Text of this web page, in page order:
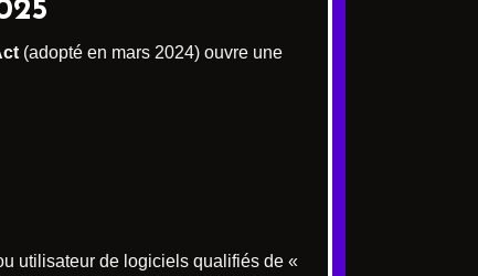
(adopté en mars 2024) ouvre une
utilisateur de logiciels qualifiés de «